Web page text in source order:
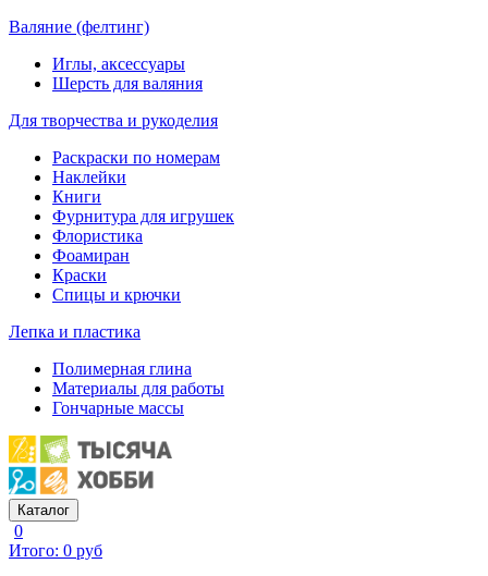
Валяние (фелтинг)
Иглы, аксессуары
Шерсть для валяния
Для творчества и рукоделия
Раскраски по номерам
Наклейки
Книги
Фурнитура для игрушек
Флористика
Фоамиран
Краски
Спицы и крючки
Лепка и пластика
Полимерная глина
Материалы для работы
Гончарные массы
Каталог
0
Итого: 0 руб